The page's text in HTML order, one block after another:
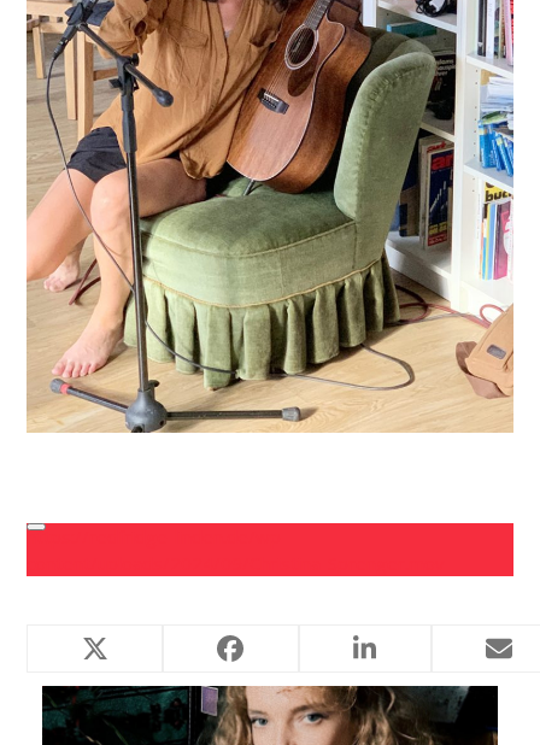
https://redfridge-linden.de/wp-
Ähnliche Projekte